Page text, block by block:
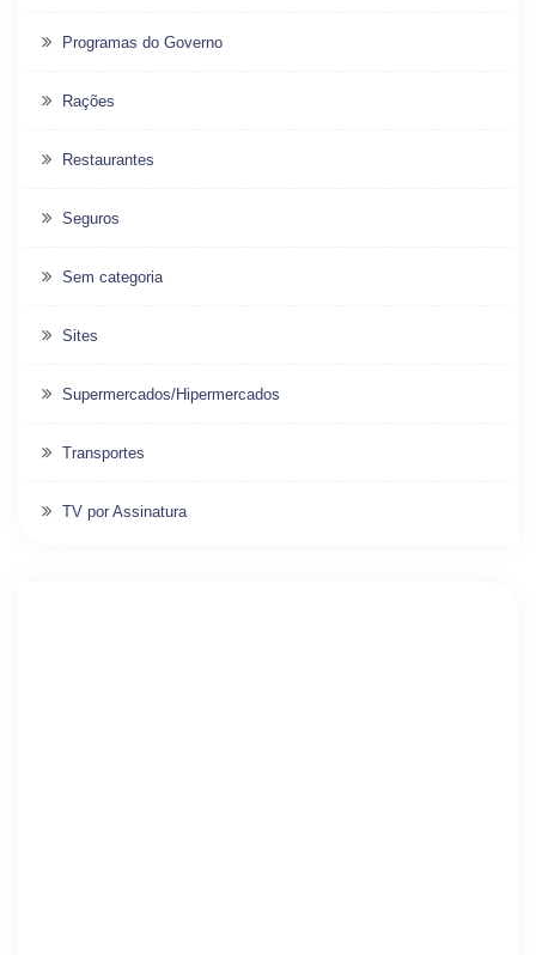
Programas do Governo
Rações
Restaurantes
Seguros
Sem categoria
Sites
Supermercados/Hipermercados
Transportes
TV por Assinatura